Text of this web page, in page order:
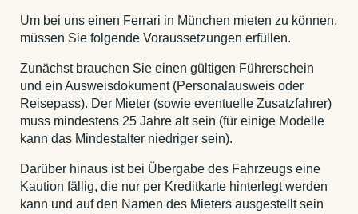
Um bei uns einen Ferrari in München mieten zu können,
müssen Sie folgende Voraussetzungen erfüllen.
Zunächst brauchen Sie einen gültigen Führerschein
und ein Ausweisdokument (Personalausweis oder
Reisepass). Der Mieter (sowie eventuelle Zusatzfahrer)
muss mindestens 25 Jahre alt sein (für einige Modelle
kann das Mindestalter niedriger sein).
Darüber hinaus ist bei Übergabe des Fahrzeugs eine
Kaution fällig, die nur per Kreditkarte hinterlegt werden
kann und auf den Namen des Mieters ausgestellt sein